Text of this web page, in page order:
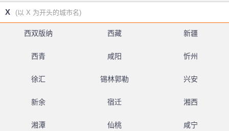
X (以 X 为开头的城市名)
西双版纳 西藏 新疆
西青 咸阳 忻州
徐汇 锡林郭勒 兴安
新余 宿迁 湘西
湘潭 仙桃 咸宁